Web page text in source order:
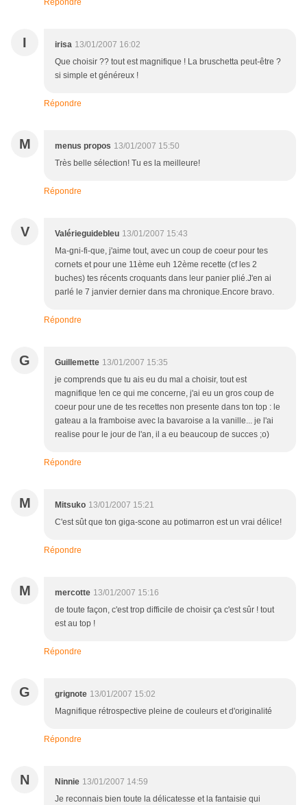
Répondre
I irisa 13/01/2007 16:02
Que choisir ?? tout est magnifique ! La bruschetta peut-être ?
si simple et généreux !
Répondre
M menus propos 13/01/2007 15:50
Très belle sélection! Tu es la meilleure!
Répondre
V Valérieguidebleu 13/01/2007 15:43
Ma-gni-fi-que, j'aime tout, avec un coup de coeur pour tes
cornets et pour une 11ème euh 12ème recette (cf les 2
buches) tes récents croquants dans leur panier plié.J'en ai
parlé le 7 janvier dernier dans ma chronique.Encore bravo.
Répondre
G Guillemette 13/01/2007 15:35
je comprends que tu ais eu du mal a choisir, tout est
magnifique !en ce qui me concerne, j'ai eu un gros coup de
coeur pour une de tes recettes non presente dans ton top : le
gateau a la framboise avec la bavaroise a la vanille... je l'ai
realise pour le jour de l'an, il a eu beaucoup de succes ;o)
Répondre
M Mitsuko 13/01/2007 15:21
C'est sût que ton giga-scone au potimarron est un vrai délice!
Répondre
M mercotte 13/01/2007 15:16
de toute façon, c'est trop difficile de choisir ça c'est sûr ! tout
est au top !
Répondre
G grignote 13/01/2007 15:02
Magnifique rétrospective pleine de couleurs et d'originalité
Répondre
N Ninnie 13/01/2007 14:59
Je reconnais bien toute la délicatesse et la fantaisie qui